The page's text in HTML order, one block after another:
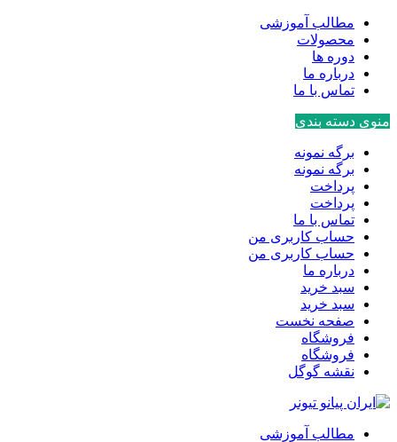
مطالب آموزشی
محصولات
دوره ها
درباره ما
تماس با ما
منوی دسته بندی
برگه نمونه
برگه نمونه
پرداخت
پرداخت
تماس با ما
حساب کاربری من
حساب کاربری من
درباره ما
سبد خرید
سبد خرید
صفحه نخست
فروشگاه
فروشگاه
نقشه گوگل
مطالب آموزشی